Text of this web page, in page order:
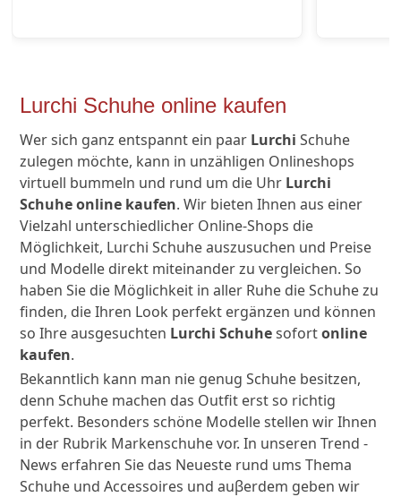
Lurchi Schuhe online kaufen
Wer sich ganz entspannt ein paar Lurchi Schuhe
zulegen möchte, kann in unzähligen Onlineshops
virtuell bummeln und rund um die Uhr Lurchi
Schuhe online kaufen. Wir bieten Ihnen aus einer
Vielzahl unterschiedlicher Online-Shops die
Möglichkeit, Lurchi Schuhe auszusuchen und Preise
und Modelle direkt miteinander zu vergleichen. So
haben Sie die Möglichkeit in aller Ruhe die Schuhe zu
finden, die Ihren Look perfekt ergänzen und können
so Ihre ausgesuchten Lurchi Schuhesofortonline
kaufen.
Bekanntlich kann man nie genug Schuhe besitzen,
denn Schuhe machen das Outfit erst so richtig
perfekt. Besonders schöne Modelle stellen wir Ihnen
in der Rubrik Markenschuhe vor. In unseren Trend -
News erfahren Sie das Neueste rund ums Thema
Schuhe und Accessoires und auβerdem geben wir